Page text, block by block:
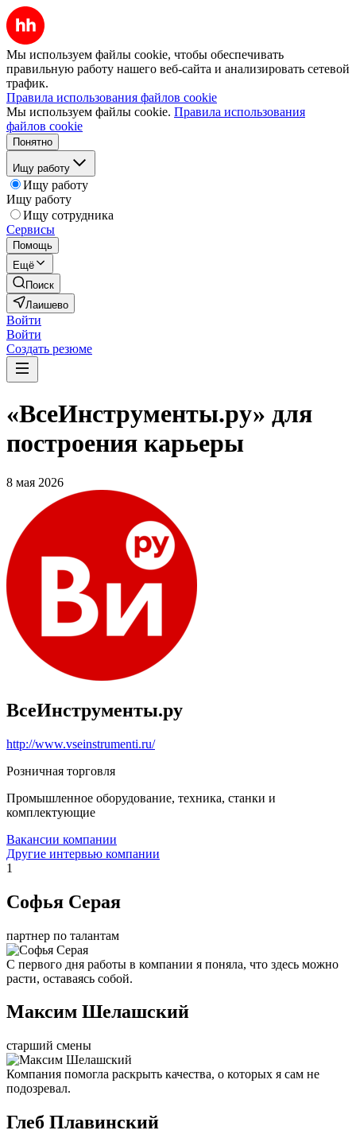
Мы используем файлы cookie, чтобы обеспечивать
правильную работу нашего веб-сайта и анализировать сетевой
трафик.
Правила использования файлов cookie
Мы используем файлы cookie. Правила использования
файлов cookie
Понятно
Ищу работу
Ищу работу
Ищу работу
Ищу сотрудника
Сервисы
Помощь
Ещё
Поиск
Лаишево
Войти
Войти
Создать резюме
«ВсеИнструменты.ру» для
построения карьеры
8 мая 2026
ВсеИнструменты.ру
http://www.vseinstrumenti.ru/
Розничная торговля
Промышленное оборудование, техника, станки и
комплектующие
Вакансии компании
Другие интервью компании
1
Софья Серая
партнер по талантам
С первого дня работы в компании я поняла, что здесь можно
расти, оставаясь собой.
Максим Шелашский
старший смены
Компания помогла раскрыть качества, о которых я сам не
подозревал.
Глеб Плавинский